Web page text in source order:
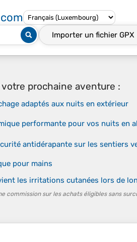
Importer un fichier GPX
prochaine aventure :
adaptés aux nuits en extérieur
performante pour vos nuits en
antidérapante sur les sentiers
pour mains
les irritations cutanées lors de
commission sur les achats éligibles sans